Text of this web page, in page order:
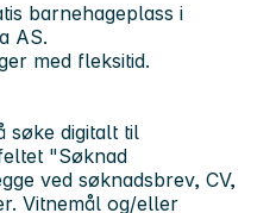
barnehageplass i
AS.
med fleksitid.
søke digitalt til
"Søknad
ved søknadsbrev, CV,
Vitnemål og/eller